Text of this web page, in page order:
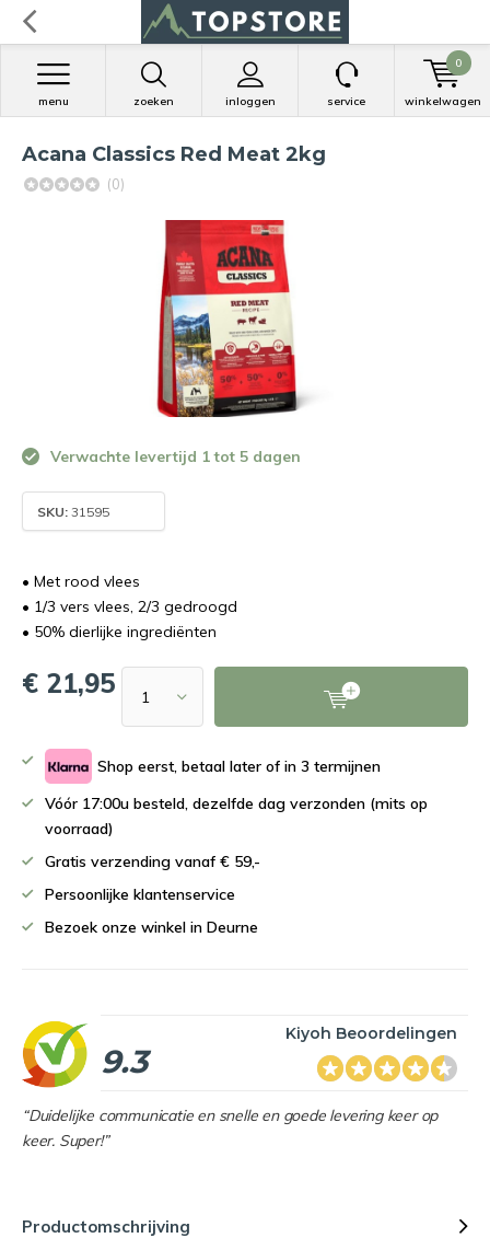
zoeken inloggen
menu service winkelwagen
0
Acana Classics Red Meat 2kg
(0)
Verwachte levertijd 1 tot 5 dagen
SKU: 31595
• Met rood vlees
• 1/3 vers vlees, 2/3 gedroogd
• 50% dierlijke ingrediënten
€ 21,95
Shop eerst, betaal later of in 3 termijnen
Vóór 17:00u besteld, dezelfde dag verzonden (mits op
voorraad)
Gratis verzending vanaf € 59,-
Persoonlijke klantenservice
Bezoek onze winkel in Deurne
9.3
Kiyoh Beoordelingen
“Duidelijke communicatie en snelle en goede levering keer op
keer. Super!”
Productomschrijving